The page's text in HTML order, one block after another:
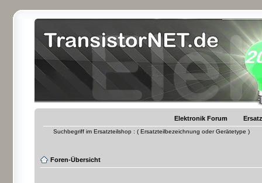
Elektronik Forum
Suchbegriff im Ersatzteilshop : ( Ersatzteilbezeichnung oder Gerätetype )
Foren-Übersicht